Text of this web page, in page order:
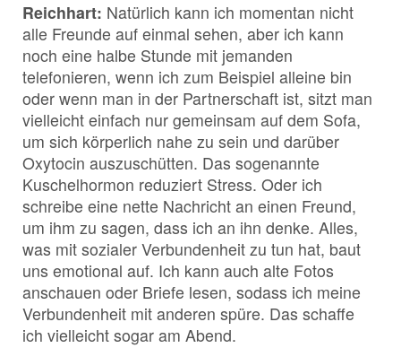
Reichhart: Natürlich kann ich momentan nicht
alle Freunde auf einmal sehen, aber ich kann
noch eine halbe Stunde mit jemanden
telefonieren, wenn ich zum Beispiel alleine bin
oder wenn man in der Partnerschaft ist, sitzt man
vielleicht einfach nur gemeinsam auf dem Sofa,
um sich körperlich nahe zu sein und darüber
Oxytocin auszuschütten. Das sogenannte
Kuschelhormon reduziert Stress. Oder ich
schreibe eine nette Nachricht an einen Freund,
um ihm zu sagen, dass ich an ihn denke. Alles,
was mit sozialer Verbundenheit zu tun hat, baut
uns emotional auf. Ich kann auch alte Fotos
anschauen oder Briefe lesen, sodass ich meine
Verbundenheit mit anderen spüre. Das schaffe
ich vielleicht sogar am Abend.